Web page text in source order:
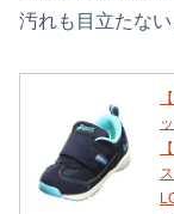
汚れも目立たない